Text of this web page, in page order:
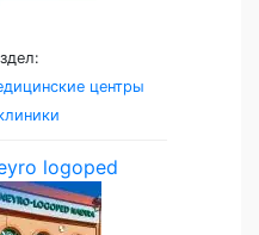
центры
logoped